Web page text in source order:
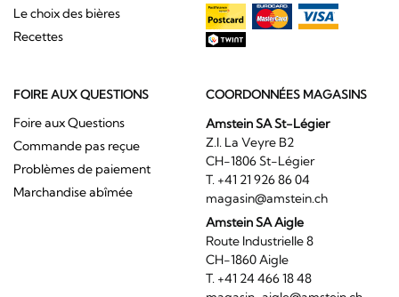
Le choix des bières
Recettes
FOIRE AUX QUESTIONS
Foire aux Questions
Commande pas reçue
Problèmes de paiement
Marchandise abîmée
COORDONNÉES MAGASINS
Amstein SA St-Légier
Z.I. La Veyre B2
CH-1806 St-Légier
T. +41 21 926 86 04
magasin@amstein.ch
Amstein SA Aigle
Route Industrielle 8
CH-1860 Aigle
T. +41 24 466 18 48